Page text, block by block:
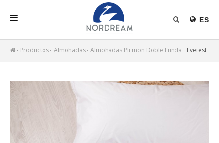
ES
INICIOProductos Almohadas Almohadas Plumón Doble Funda Everest